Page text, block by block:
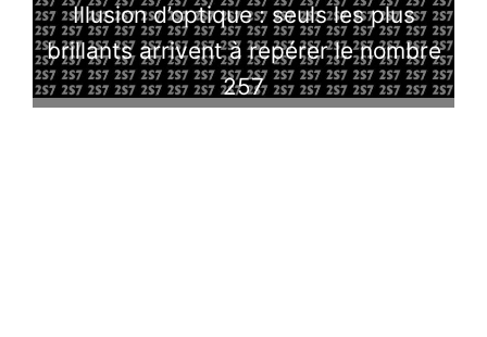
Illusion d’optique : seuls les plus
brillants arrivent à repérer le nombre
257